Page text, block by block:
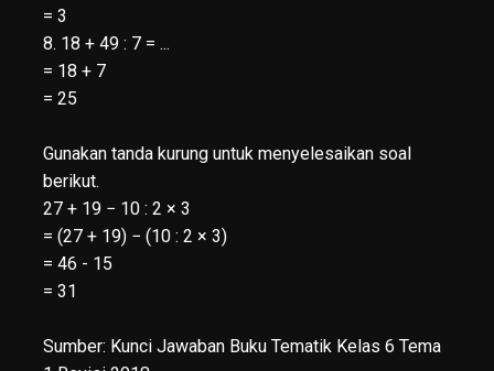
= 3
8. 18 + 49 : 7 = ...
= 18 + 7
= 25
Gunakan tanda kurung untuk menyelesaikan soal
berikut.
27 + 19 − 10 : 2 × 3
= (27 + 19) − (10 : 2 × 3)
= 46 - 15
= 31
Sumber: Kunci Jawaban Buku Tematik Kelas 6 Tema